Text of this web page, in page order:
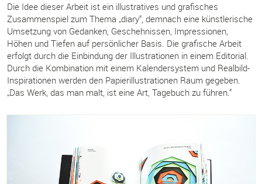
Die Idee dieser Arbeit ist ein illustratives und grafisches
Zusammenspiel zum Thema „diary“, demnach eine künstlerische
Umsetzung von Gedanken, Geschehnissen, Impressionen,
Höhen und Tiefen auf persönlicher Basis. Die grafische Arbeit
erfolgt durch die Einbindung der Illustrationen in einem Editorial.
Durch die Kombination mit einem Kalendersystem und Realbild-
Inspirationen werden den Papierillustrationen Raum gegeben.
„Das Werk, das man malt, ist eine Art, Tagebuch zu führen.“